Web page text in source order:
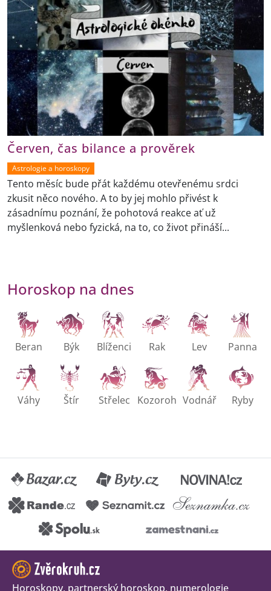
Červen, čas bilance a prověrek
Astrologie a horoskopy
Tento měsíc bude přát každému otevřenému srdci
zkusit něco nového. A to by jej mohlo přivést k
zásadnímu poznání, že pohotová reakce ať už
myšlenková nebo fyzická, na to, co život přináší...
Horoskop na dnes
Beran Býk Blíženci Rak Lev Panna
Váhy Štír Střelec Kozoroh Vodnář Ryby
Horoskopy, partnerský horoskop, numerologie